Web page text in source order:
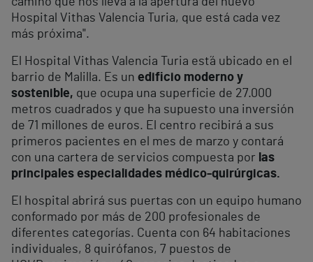
Hospital Vithas Valencia Turia, que está cada vez
más próxima".
El Hospital Vithas Valencia Turia est´á ubicado en el
barrio de Malilla. Es un edificio moderno y
sostenible, que ocupa una superficie de 27.000
metros cuadrados y que ha supuesto una inversión
de 71 millones de euros. El centro recibirá a sus
primeros pacientes en el mes de marzo y contará
con una cartera de servicios compuesta por las
principales especialidades médico-quirúrgicas.
El hospital abrirá sus puertas con un equipo humano
conformado por más de 200 profesionales de
diferentes categorías. Cuenta con 64 habitaciones
individuales, 8 quirófanos, 7 puestos de